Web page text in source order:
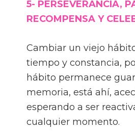
5- PERSEVERANCIA,
RECOMPENSA Y
Cambiar un viejo
tiempo y constancia,
hábito permanece
memoria, está ahí,
esperando a ser
cualquier momento.